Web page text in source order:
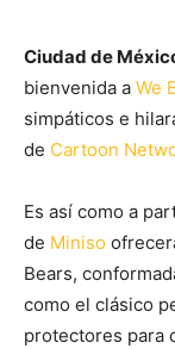
Ciudad de
bienvenida a We
simpáticos e
de Cartoon
Es así como a
de Miniso
Bears,
como el clásico
protectores para